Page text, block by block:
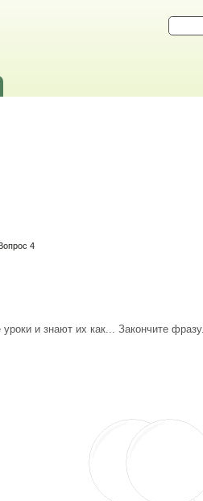
4
и знают их как... Закончите фразу.